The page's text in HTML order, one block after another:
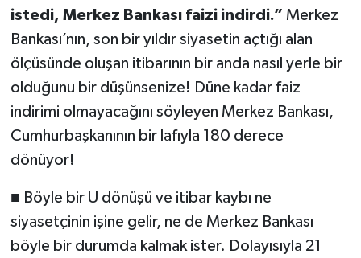
istedi, Merkez Bankası faizi indirdi.” Merkez
Bankası’nın, son bir yıldır siyasetin açtığı alan
ölçüsünde oluşan itibarının bir anda nasıl yerle bir
olduğunu bir düşünsenize! Düne kadar faiz
indirimi olmayacağını söyleyen Merkez Bankası,
Cumhurbaşkanının bir lafıyla 180 derece
dönüyor!
■ Böyle bir U dönüşü ve itibar kaybı ne
siyasetçinin işine gelir, ne de Merkez Bankası
böyle bir durumda kalmak ister. Dolayısıyla 21